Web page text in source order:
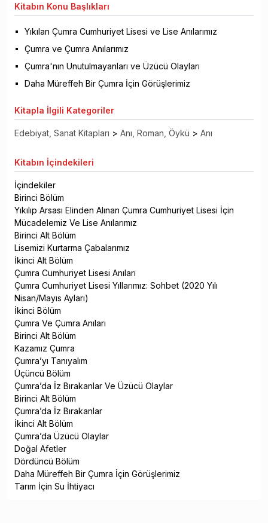
Kitabın Konu Başlıkları
Yıkılan Çumra Cumhuriyet Lisesi ve Lise Anılarımız
Çumra ve Çumra Anılarımız
Çumra'nın Unutulmayanları ve Üzücü Olayları
Daha Müreffeh Bir Çumra İçin Görüşlerimiz
Kitapla İlgili Kategoriler
Edebiyat, Sanat Kitapları > Anı, Roman, Öykü > Anı
Kitabın İçindekileri
İçindekiler
Birinci Bölüm
Yıkılıp Arsası Elinden Alınan Çumra Cumhuriyet Lisesi İçin
Mücadelemiz Ve Lise Anılarımız
Birinci Alt Bölüm
Lisemizi Kurtarma Çabalarımız
İkinci Alt Bölüm
Çumra Cumhuriyet Lisesi Anıları
Çumra Cumhuriyet Lisesi Yıllarımız: Sohbet (2020 Yılı
Nisan/Mayıs Ayları)
İkinci Bölüm
Çumra Ve Çumra Anıları
Birinci Alt Bölüm
Kazamız Çumra
Çumra’yı Tanıyalım
Üçüncü Bölüm
Çumra’da İz Bırakanlar Ve Üzücü Olaylar
Birinci Alt Bölüm
Çumra’da İz Bırakanlar
İkinci Alt Bölüm
Çumra’da Üzücü Olaylar
Doğal Afetler
Dördüncü Bölüm
Daha Müreffeh Bir Çumra İçin Görüşlerimiz
Tarım İçin Su İhtiyacı